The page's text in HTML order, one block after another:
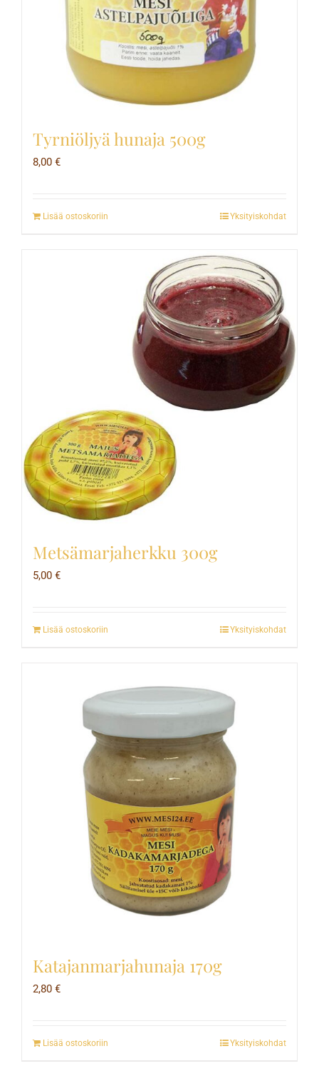
Tyrniöljyä hunaja 500g
8,00 €
Lisää ostoskoriin Yksityiskohdat
Metsämarjaherkku 300g
5,00 €
Lisää ostoskoriin Yksityiskohdat
Katajanmarjahunaja 170g
2,80 €
Lisää ostoskoriin Yksityiskohdat